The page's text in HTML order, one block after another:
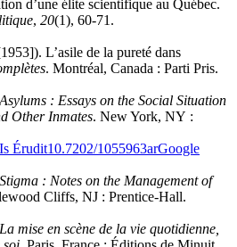
d’une élite scientifique au Québec.
, 20(1), 60-71.
L’asile de la pureté dans
. Montréal, Canada : Parti Pris.
Asylums : Essays on the Social Situation
Other Inmates. New York, NY :
10.7202/1055963arGoogle
Stigma : Notes on the Management of
Cliffs, NJ : Prentice-Hall.
La mise en scène de la vie quotidienne,